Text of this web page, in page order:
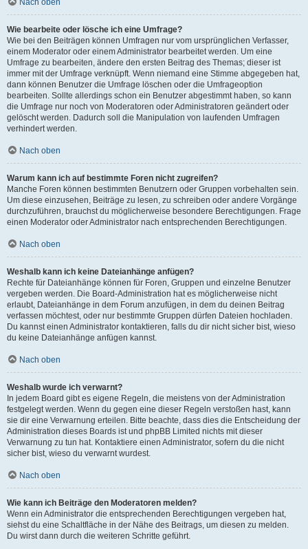
Nach oben
Wie bearbeite oder lösche ich eine Umfrage?
Wie bei den Beiträgen können Umfragen nur vom ursprünglichen Verfasser,
einem Moderator oder einem Administrator bearbeitet werden. Um eine
Umfrage zu bearbeiten, ändere den ersten Beitrag des Themas; dieser ist
immer mit der Umfrage verknüpft. Wenn niemand eine Stimme abgegeben hat,
dann können Benutzer die Umfrage löschen oder die Umfrageoption
bearbeiten. Sollte allerdings schon ein Benutzer abgestimmt haben, so kann
die Umfrage nur noch von Moderatoren oder Administratoren geändert oder
gelöscht werden. Dadurch soll die Manipulation von laufenden Umfragen
verhindert werden.
Nach oben
Warum kann ich auf bestimmte Foren nicht zugreifen?
Manche Foren können bestimmten Benutzern oder Gruppen vorbehalten sein.
Um diese einzusehen, Beiträge zu lesen, zu schreiben oder andere Vorgänge
durchzuführen, brauchst du möglicherweise besondere Berechtigungen. Frage
einen Moderator oder Administrator nach entsprechenden Berechtigungen.
Nach oben
Weshalb kann ich keine Dateianhänge anfügen?
Rechte für Dateianhänge können für Foren, Gruppen und einzelne Benutzer
vergeben werden. Die Board-Administration hat es möglicherweise nicht
erlaubt, Dateianhänge in dem Forum anzufügen, in dem du deinen Beitrag
verfassen möchtest, oder nur bestimmte Gruppen dürfen Dateien hochladen.
Du kannst einen Administrator kontaktieren, falls du dir nicht sicher bist, wieso
du keine Dateianhänge anfügen kannst.
Nach oben
Weshalb wurde ich verwarnt?
In jedem Board gibt es eigene Regeln, die meistens von der Administration
festgelegt werden. Wenn du gegen eine dieser Regeln verstoßen hast, kann
sie dir eine Verwarnung erteilen. Bitte beachte, dass dies die Entscheidung der
Administration dieses Boards ist und phpBB Limited nichts mit dieser
Verwarnung zu tun hat. Kontaktiere einen Administrator, sofern du die nicht
sicher bist, wieso du verwarnt wurdest.
Nach oben
Wie kann ich Beiträge den Moderatoren melden?
Wenn ein Administrator die entsprechenden Berechtigungen vergeben hat,
siehst du eine Schaltfläche in der Nähe des Beitrags, um diesen zu melden.
Du wirst dann durch die weiteren Schritte geführt.